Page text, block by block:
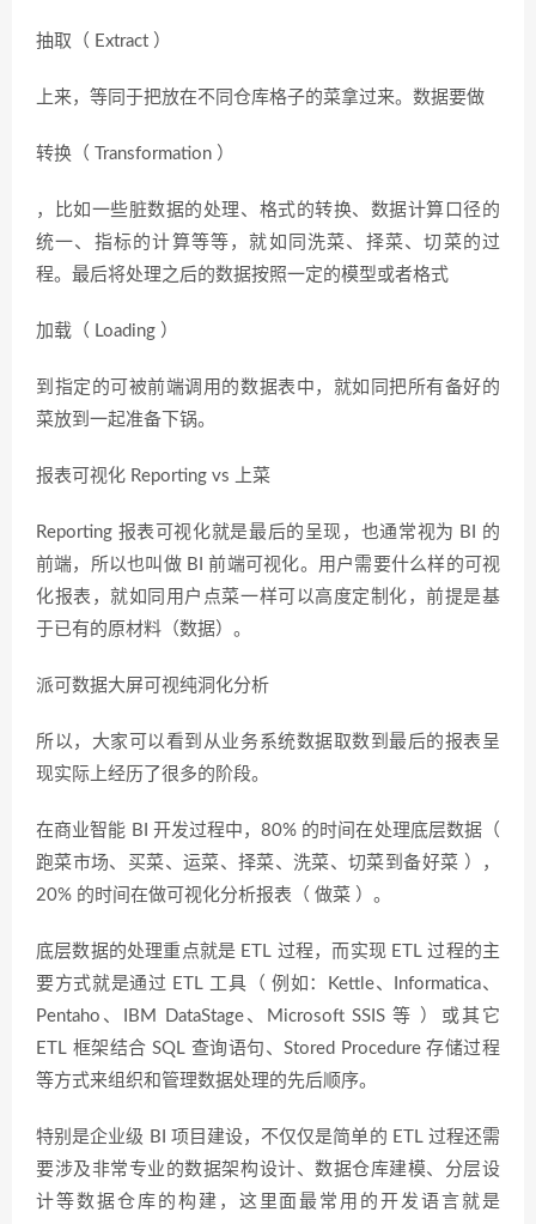
抽取（ Extract ）
上来，等同于把放在不同仓库格子的菜拿过来。数据要做
转换（ Transformation ）
，比如一些脏数据的处理、格式的转换、数据计算口径的
统一、指标的计算等等，就如同洗菜、择菜、切菜的过
程。最后将处理之后的数据按照一定的模型或者格式
加载（ Loading ）
到指定的可被前端调用的数据表中，就如同把所有备好的
菜放到一起准备下锅。
报表可视化 Reporting vs 上菜
Reporting 报表可视化就是最后的呈现，也通常视为 BI 的
前端，所以也叫做 BI 前端可视化。用户需要什么样的可视
化报表，就如同用户点菜一样可以高度定制化，前提是基
于已有的原材料（数据）。
派可数据大屏可视纯洞化分析
所以，大家可以看到从业务系统数据取数到最后的报表呈
现实际上经历了很多的阶段。
在商业智能 BI 开发过程中，80% 的时间在处理底层数据（
跑菜市场、买菜、运菜、择菜、洗菜、切菜到备好菜 ），
20% 的时间在做可视化分析报表（ 做菜 ）。
底层数据的处理重点就是 ETL 过程，而实现 ETL 过程的主
要方式就是通过 ETL 工具（ 例如：Kettle、Informatica、
Pentaho、IBM DataStage、Microsoft SSIS 等 ）或其它
ETL 框架结合 SQL 查询语句、Stored Procedure 存储过程
等方式来组织和管理数据处理的先后顺序。
特别是企业级 BI 项目建设，不仅仅是简单的 ETL 过程还需
要涉及非常专业的数据架构设计、数据仓库建模、分层设
计等数据仓库的构建，这里面最常用的开发语言就是